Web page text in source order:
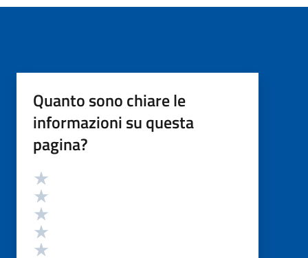
Quanto sono chiare le
informazioni su questa
pagina?
Valutazione